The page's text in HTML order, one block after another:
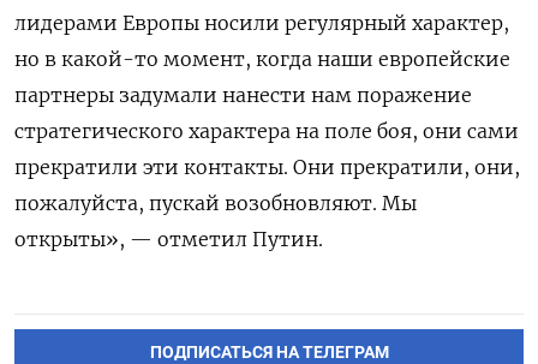
лидерами Европы носили регулярный характер,
но в какой-то момент, когда наши европейские
партнеры задумали нанести нам поражение
стратегического характера на поле боя, они сами
прекратили эти контакты. Они прекратили, они,
пожалуйста, пускай возобновляют. Мы
открыты», — отметил Путин.
ПОДПИСАТЬСЯ НА ТЕЛЕГРАМ